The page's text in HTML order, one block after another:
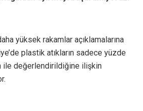
yüksek rakamlar açıklamalarına
plastik atıkların sadece yüzde
ile değerlendirildiğine ilişkin